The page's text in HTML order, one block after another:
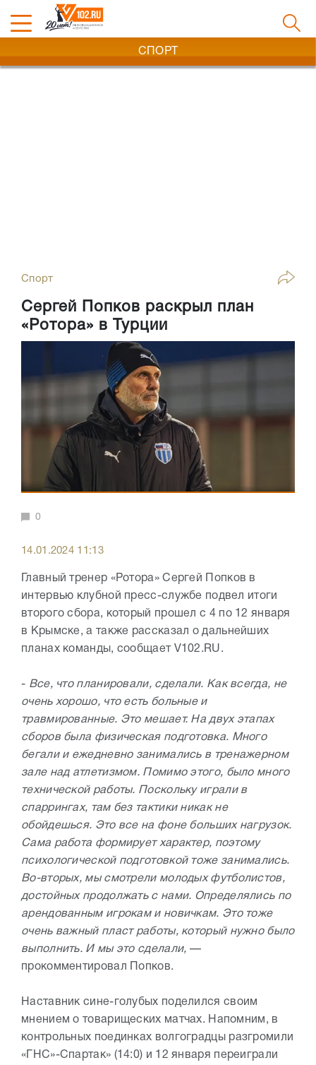
СПОРТ
Спорт
Сергей Попков раскрыл план
«Ротора» в Турции
0
14.01.2024 11:13
Главный тренер «Ротора» Сергей Попков в
интервью клубной пресс-службе подвел итоги
второго сбора, который прошел с 4 по 12 января
в Крымске, а также рассказал о дальнейших
планах команды, сообщает V102.RU.
- Все, что планировали, сделали. Как всегда, не
очень хорошо, что есть больные и
травмированные. Это мешает. На двух этапах
сборов была физическая подготовка. Много
бегали и ежедневно занимались в тренажерном
зале над атлетизмом. Помимо этого, было много
технической работы. Поскольку играли в
спаррингах, там без тактики никак не
обойдешься. Это все на фоне больших нагрузок.
Сама работа формирует характер, поэтому
психологической подготовкой тоже занимались.
Во-вторых, мы смотрели молодых футболистов,
достойных продолжать с нами. Определялись по
арендованным игрокам и новичкам. Это тоже
очень важный пласт работы, который нужно было
выполнить. И мы это сделали, —
прокомментировал Попков.
Наставник сине-голубых поделился своим
мнением о товарищеских матчах. Напомним, в
контрольных поединках волгоградцы разгромили
«ГНС»-Спартак» (14:0) и 12 января переиграли